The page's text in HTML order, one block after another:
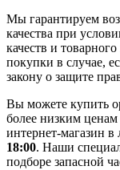
Мы гарантируем
качества при
качеств и
покупки в случае,
закону о защите
Вы можете купить
более низким
интернет-магазин
18:00. Наши
подборе запасной